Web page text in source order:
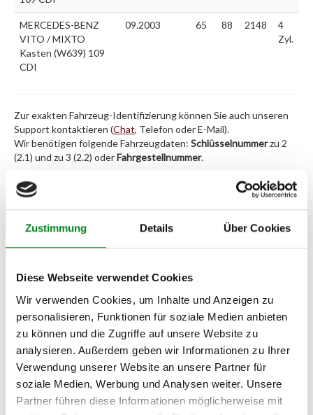
Zustimmung Details Über Cookies
Diese Webseite verwendet Cookies
Wir verwenden Cookies, um Inhalte und Anzeigen zu
personalisieren, Funktionen für soziale Medien anbieten
zu können und die Zugriffe auf unsere Website zu
analysieren. Außerdem geben wir Informationen zu Ihrer
Verwendung unserer Website an unsere Partner für
soziale Medien, Werbung und Analysen weiter. Unsere
Partner führen diese Informationen möglicherweise mit
MERCEDES-BENZ
VITO / MIXTO
Kasten (W639) 109
CDI
09.2003 65 88 2148
4
Zyl.
Zur exakten Fahrzeug-Identifizierung können Sie auch unseren
Support kontaktieren (Chat, Telefon oder E-Mail).
Wir benötigen folgende Fahrzeugdaten: Schlüsselnummerzu 2
(2.1) und zu 3 (2.2) oderFahrgestellnummer.
Passendes Fahrzeug nicht dabei?
Fahrzeug-Suche für AT-Turbolader
Oder einfachim Chatnachfragen.
Hersteller/EU Verantwortliche
Person
Hersteller
Unternehmensname:
TMC Turbolader Manufaktur Coesfeld
Adresse:
Am Wasserturm 55, Coesfeld, NRW, 48653, DE